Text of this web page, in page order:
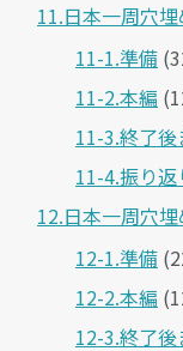
11.日本一周穴
11-1.準備
11-2.本編
11-3.終了後
11-4.振り返
12.日本一周穴
12-1.準備
12-2.本編
12-3.終了後